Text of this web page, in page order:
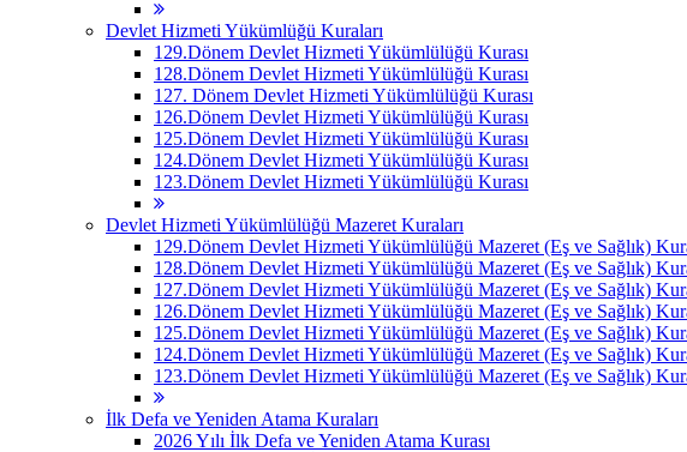
Devlet Hizmeti Yükümlüğü Kuraları
129.Dönem Devlet Hizmeti Yükümlülüğü Kurası
128.Dönem Devlet Hizmeti Yükümlülüğü Kurası
127. Dönem Devlet Hizmeti Yükümlülüğü Kurası
126.Dönem Devlet Hizmeti Yükümlülüğü Kurası
125.Dönem Devlet Hizmeti Yükümlülüğü Kurası
124.Dönem Devlet Hizmeti Yükümlülüğü Kurası
123.Dönem Devlet Hizmeti Yükümlülüğü Kurası
Devlet Hizmeti Yükümlülüğü Mazeret Kuraları
129.Dönem Devlet Hizmeti Yükümlülüğü Mazeret (Eş ve Sağlık)
128.Dönem Devlet Hizmeti Yükümlülüğü Mazeret (Eş ve Sağlık)
127.Dönem Devlet Hizmeti Yükümlülüğü Mazeret (Eş ve Sağlık)
126.Dönem Devlet Hizmeti Yükümlülüğü Mazeret (Eş ve Sağlık)
125.Dönem Devlet Hizmeti Yükümlülüğü Mazeret (Eş ve Sağlık)
124.Dönem Devlet Hizmeti Yükümlülüğü Mazeret (Eş ve Sağlık)
123.Dönem Devlet Hizmeti Yükümlülüğü Mazeret (Eş ve Sağlık)
İlk Defa ve Yeniden Atama Kuraları
2026 Yılı İlk Defa ve Yeniden Atama Kurası